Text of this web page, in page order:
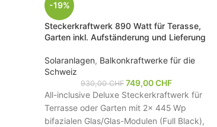
-19%
Steckerkraftwerk 890 Watt für Terasse,
Garten inkl. Aufständerung und Lieferung
Solaranlagen, Balkonkraftwerke für die
Schweiz
930,00CHF 749,00CHF
All-inclusive Deluxe Steckerkraftwerk für
Terrasse oder Garten mit 2x 445 Wp
bifazialen Glas/Glas-Modulen (Full Black),